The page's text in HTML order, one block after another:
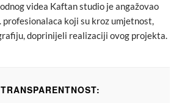
videa Kaftan studio je angažovao
profesionalaca koji su kroz umjetnost,
doprinijeli realizaciji ovog projekta.